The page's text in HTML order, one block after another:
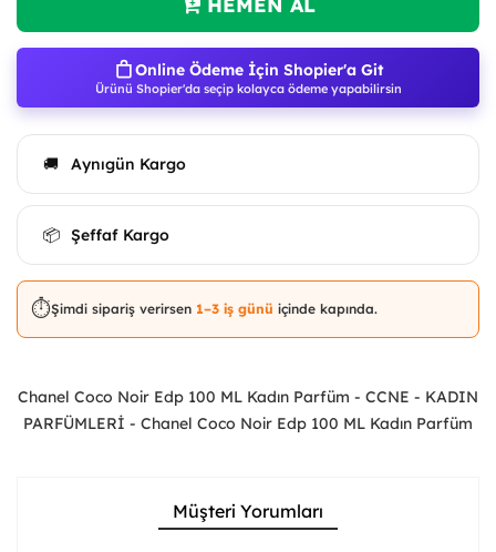
HEMEN AL
Online Ödeme İçin Shopier'a Git
Ürünü Shopier'da seçip kolayca ödeme yapabilirsin
🚚 Aynıgün Kargo
📦 Şeffaf Kargo
⏱️Şimdi sipariş verirsen 1–3 iş günü içinde kapında.
Chanel Coco Noir Edp 100 ML Kadın Parfüm - CCNE - KADIN
PARFÜMLERİ - Chanel Coco Noir Edp 100 ML Kadın Parfüm
Müşteri Yorumları